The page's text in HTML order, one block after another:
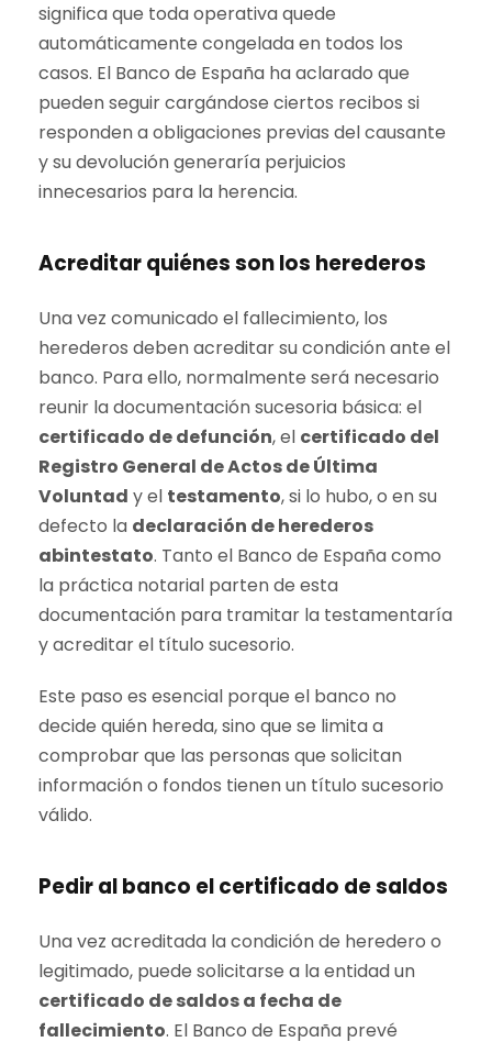
significa que toda operativa quede
automáticamente congelada en todos los
casos. El Banco de España ha aclarado que
pueden seguir cargándose ciertos recibos si
responden a obligaciones previas del causante
y su devolución generaría perjuicios
innecesarios para la herencia.
Acreditar quiénes son los herederos
Una vez comunicado el fallecimiento, los
herederos deben acreditar su condición ante el
banco. Para ello, normalmente será necesario
reunir la documentación sucesoria básica: el
certificado de defunción, el certificado del
Registro General de Actos de Última
Voluntad y el testamento, si lo hubo, o en su
defecto la declaración de herederos
abintestato. Tanto el Banco de España como
la práctica notarial parten de esta
documentación para tramitar la testamentaría
y acreditar el título sucesorio.
Este paso es esencial porque el banco no
decide quién hereda, sino que se limita a
comprobar que las personas que solicitan
información o fondos tienen un título sucesorio
válido.
Pedir al banco el certificado de saldos
Una vez acreditada la condición de heredero o
legitimado, puede solicitarse a la entidad un
certificado de saldos a fecha de
fallecimiento. El Banco de España prevé